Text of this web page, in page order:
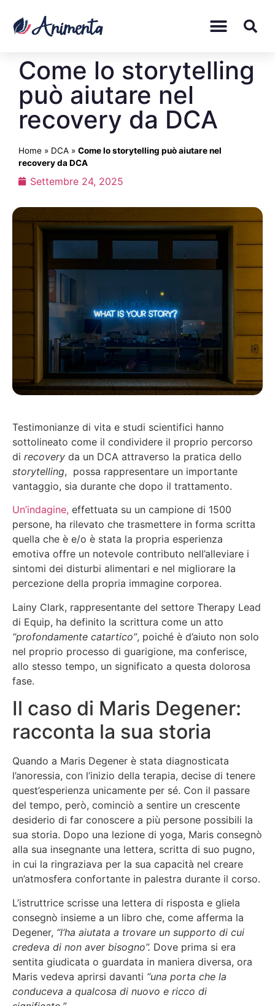
Come lo storytelling
può aiutare nel
recovery da DCA
Home » DCA » Come lo storytelling può aiutare nel
recovery da DCA
Settembre 24, 2025
Testimonianze di vita e studi scientifici hanno
sottolineato come il condividere il proprio percorso
di recovery da un DCA attraverso la pratica dello
storytelling, possa rappresentare un importante
vantaggio, sia durante che dopo il trattamento.
Un’indagine, effettuata su un campione di 1500
persone, ha rilevato che trasmettere in forma scritta
quella che è e/o è stata la propria esperienza
emotiva offre un notevole contributo nell’alleviare i
sintomi dei disturbi alimentari e nel migliorare la
percezione della propria immagine corporea.
Lainy Clark, rappresentante del settore Therapy Lead
di Equip, ha definito la scrittura come un atto
“profondamente catartico”, poiché è d’aiuto non solo
nel proprio processo di guarigione, ma conferisce,
allo stesso tempo, un significato a questa dolorosa
fase.
Il caso di Maris Degener:
racconta la sua storia
Quando a Maris Degener è stata diagnosticata
l’anoressia, con l’inizio della terapia, decise di tenere
quest’esperienza unicamente per sé. Con il passare
del tempo, però, cominciò a sentire un crescente
desiderio di far conoscere a più persone possibili la
sua storia. Dopo una lezione di yoga, Maris consegnò
alla sua insegnante una lettera, scritta di suo pugno,
in cui la ringraziava per la sua capacità nel creare
un’atmosfera confortante in palestra durante il corso.
L’istruttrice scrisse una lettera di risposta e gliela
consegnò insieme a un libro che, come afferma la
Degener, “l’ha aiutata a trovare un supporto di cui
credeva di non aver bisogno”. Dove prima si era
sentita giudicata o guardata in maniera diversa, ora
Maris vedeva aprirsi davanti “una porta che la
conduceva a qualcosa di nuovo e ricco di